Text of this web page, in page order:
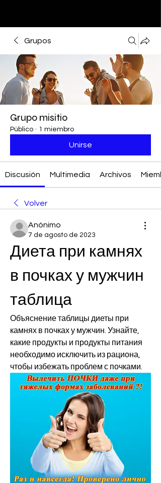
Grupos
Grupo misitio
Público · 1 miembro
Unirse
Discusión Multimedia Archivos
Volver
Anónimo
7 de agosto de 2023
Диета при камнях
в почках у мужчин
таблица
Объяснение таблицы диеты при
камнях в почках у мужчин. Узнайте,
какие продукты и продукты питания
необходимо исключить из рациона,
чтобы избежать проблем с почками.